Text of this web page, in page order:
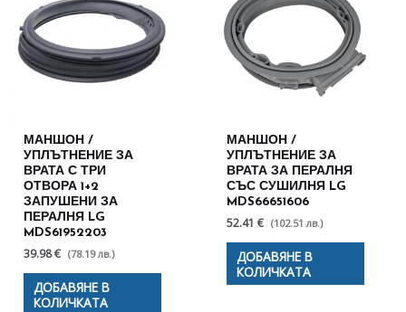
МАНШОН /
УПЛЪТНЕНИЕ ЗА
ВРАТА С ТРИ
ОТВОРА 1+2
ЗАПУШЕНИ ЗА
ПЕРАЛНЯ LG
MDS61952203
39.98 € (78.19 лв.)
ДОБАВЯНЕ В
КОЛИЧКАТА
МАНШОН /
УПЛЪТНЕНИЕ ЗА
ВРАТА ЗА ПЕРАЛНЯ
СЪС СУШИЛНЯ LG
MDS66651606
52.41 € (102.51 лв.)
ДОБАВЯНЕ В
КОЛИЧКАТА